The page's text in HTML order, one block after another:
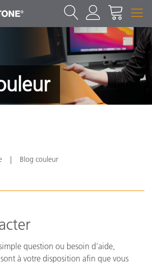
Blog couleur
question ou besoin d’aide,
à votre disposition afin que vous